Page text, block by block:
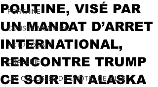
FONTAINE
CONSEIL MUNICIPAL
ACTU LOCALE
DRACENIE
LES COULISSES DE L'HÔTEL DE VILLE
POUTINE, VISÉ PAR
UN MANDAT D’ARRET
INTERNATIONAL,
RENCONTRE TRUMP
CE SOIR EN ALASKA